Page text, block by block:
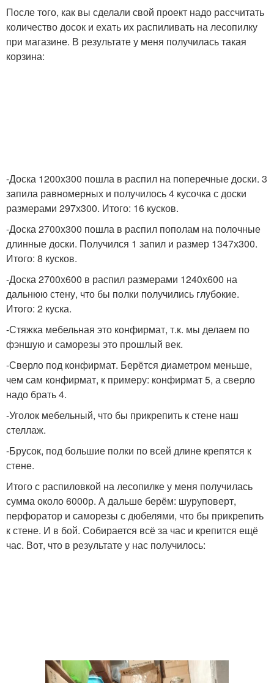
После того, как вы сделали свой проект надо рассчитать
количество досок и ехать их распиливать на лесопилку
при магазине. В результате у меня получилась такая
корзина:
-Доска 1200х300 пошла в распил на поперечные доски. 3
запила равномерных и получилось 4 кусочка с доски
размерами 297х300. Итого: 16 кусков.
-Доска 2700х300 пошла в распил пополам на полочные
длинные доски. Получился 1 запил и размер 1347х300.
Итого: 8 кусков.
-Доска 2700х600 в распил размерами 1240х600 на
дальнюю стену, что бы полки получились глубокие.
Итого: 2 куска.
-Стяжка мебельная это конфирмат, т.к. мы делаем по
фэншую и саморезы это прошлый век.
-Сверло под конфирмат. Берётся диаметром меньше,
чем сам конфирмат, к примеру: конфирмат 5, а сверло
надо брать 4.
-Уголок мебельный, что бы прикрепить к стене наш
стеллаж.
-Брусок, под большие полки по всей длине крепятся к
стене.
Итого с распиловкой на лесопилке у меня получилась
сумма около 6000р. А дальше берём: шуруповерт,
перфоратор и саморезы с дюбелями, что бы прикрепить
к стене. И в бой. Собирается всё за час и крепится ещё
час. Вот, что в результате у нас получилось: